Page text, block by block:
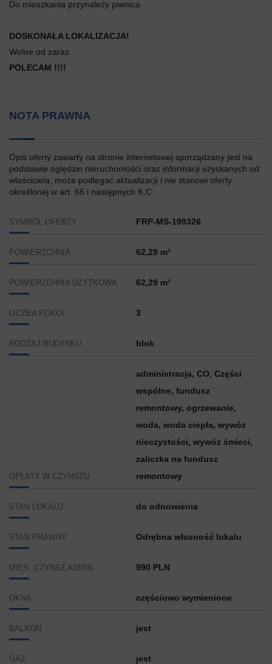
Do mieszkania przynależy piwnica
DOSKONAŁA LOKALIZACJA!
Wolne od zaraz.
POLECAM !!!!
NOTA PRAWNA
Opis oferty zawarty na stronie internetowej sporządzany jest na
podstawie oględzin nieruchomości oraz informacji uzyskanych od
właściciela, może podlegać aktualizacji i nie stanowi oferty
określonej w art. 66 i następnych K.C.
SYMBOL OFERTY FRP-MS-199326
POWIERZCHNIA 62,29 m²
POWIERZCHNIA UŻYTKOWA 62,29 m²
LICZBA POKOI 3
RODZAJ BUDYNKU blok
OPŁATY W CZYNSZU
administracja, CO, Części
wspólne, fundusz
remontowy, ogrzewanie,
woda, woda ciepła, wywóz
nieczystości, wywóz śmieci,
zaliczka na fundusz
remontowy
STAN LOKALU do odnowienia
STAN PRAWNY Odrębna własność lokalu
MIES. CZYNSZ ADMIN. 990 PLN
OKNA częściowo wymienione
BALKON jest
GAZ jest